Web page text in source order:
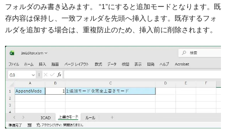
フォルダのみ書き込みます。 “1”にすると追加モードとなります。既
存内容は保持し、一致フォルダを先頭へ挿入します。既存するフォ
ルダを追加する場合は、重複防止のため、挿入前に削除されます。